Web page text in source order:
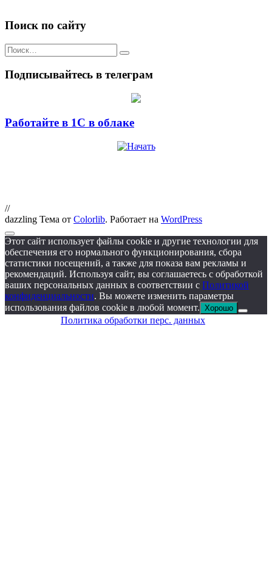
Поиск по сайту
Искать:
Подписывайтесь в телеграм
Работайте в 1С в облаке
//
dazzling Тема от Colorlib. Работает на WordPress
Этот сайт использует файлы cookie и другие технологии для
обеспечения его нормального функционирования, сбора
статистики посещений, а также для показа вам рекламы и
рекомендаций. Используя сайт, вы соглашаетесь с обработкой
ваших персональных данных в соответствии с Политикой
конфиденциальности. Вы можете изменить параметры
использования файлов cookie в любой момент. Хорошо
Политика обработки перс. данных